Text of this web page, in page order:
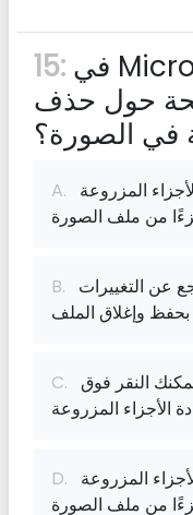
15:
حول حذف
في الصورة؟
A.
B.
C.
D.